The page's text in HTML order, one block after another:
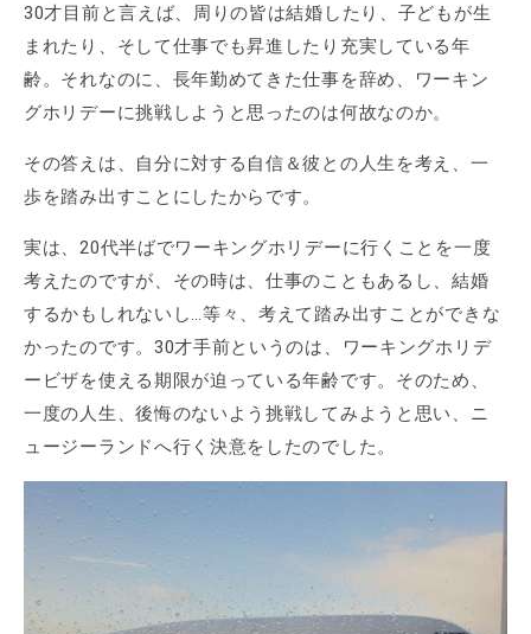
30才目前と言えば、周りの皆は結婚したり、子どもが生
まれたり、そして仕事でも昇進したり充実している年
齢。それなのに、長年勤めてきた仕事を辞め、ワーキン
グホリデーに挑戦しようと思ったのは何故なのか。
その答えは、自分に対する自信＆彼との人生を考え、一
歩を踏み出すことにしたからです。
実は、20代半ばでワーキングホリデーに行くことを一度
考えたのですが、その時は、仕事のこともあるし、結婚
するかもしれないし…等々、考えて踏み出すことができな
かったのです。30才手前というのは、ワーキングホリデ
ービザを使える期限が迫っている年齢です。そのため、
一度の人生、後悔のないよう挑戦してみようと思い、ニ
ュージーランドへ行く決意をしたのでした。